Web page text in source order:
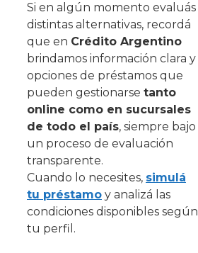
Si en algún momento evaluás
distintas alternativas, recordá
que en Crédito Argentino
brindamos información clara y
opciones de préstamos que
pueden gestionarse tanto
online como en sucursales
de todo el país, siempre bajo
un proceso de evaluación
transparente.
Cuando lo necesites, simulá
tu préstamo y analizá las
condiciones disponibles según
tu perfil.